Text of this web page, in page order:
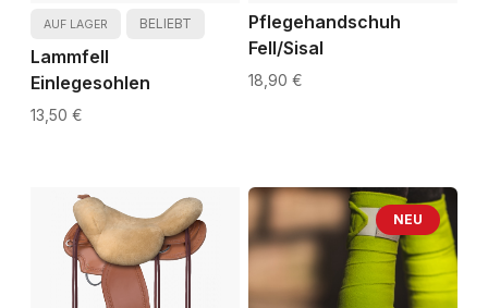
AUF LAGER BELIEBT
Lammfell
Einlegesohlen
13,50 €
Pflegehandschuh
Fell/Sisal
18,90 €
NEU